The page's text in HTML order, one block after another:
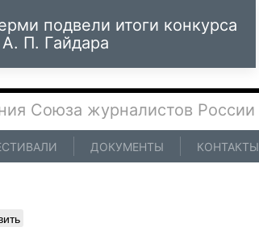
подвели итоги конкурса
П. Гайдара
Союза журналистов России
ДОКУМЕНТЫ КОНТАКТЫ